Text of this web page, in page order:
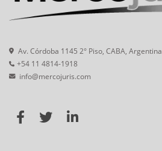
Av. Córdoba 1145 2° Piso, CABA, Argentina
+54 11 4814-1918
info@mercojuris.com